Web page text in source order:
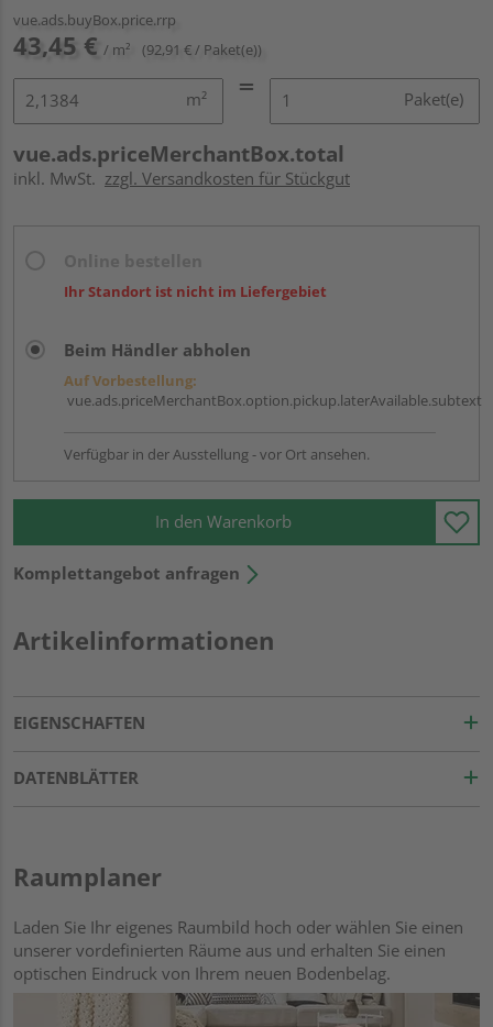
vue.ads.buyBox.price.rrp
43,45 € / m² (92,91 € / Paket(e))
m² Paket(e)
vue.ads.priceMerchantBox.total
inkl. MwSt. zzgl. Versandkosten für Stückgut
Ihr Standort ist nicht im Liefergebiet
Beim Händler abholen
Auf Vorbestellung:
vue.ads.priceMerchantBox.option.pickup.laterAvailable.subtext
Verfügbar in der Ausstellung - vor Ort ansehen.
In den Warenkorb
Komplettangebot anfragen
Artikelinformationen
EIGENSCHAFTEN
DATENBLÄTTER
Raumplaner
Laden Sie Ihr eigenes Raumbild hoch oder wählen Sie einen
unserer vordefinierten Räume aus und erhalten Sie einen
optischen Eindruck von Ihrem neuen Bodenbelag.